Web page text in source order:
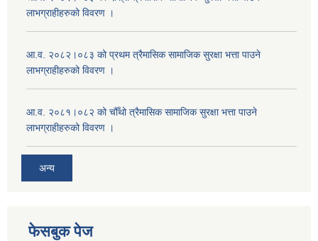
लाभग्राहीहरुको विवरण ।
आ.व. २०८२।०८३ को प्रथम त्रैमासिक सामाजिक सुरक्षा भत्ता पाउने
लाभग्राहीहरुको विवरण ।
आ.व. २०८१।०८२ को चौँथो त्रैमासिक सामाजिक सुरक्षा भत्ता पाउने
लाभग्राहीहरुको विवरण ।
अन्य
फेसबुक पेज